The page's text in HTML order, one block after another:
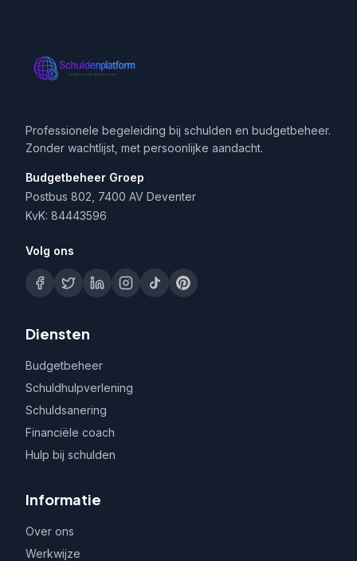
Professionele begeleiding bij schulden en budgetbeheer.
Zonder wachtlijst, met persoonlijke aandacht.
Budgetbeheer Groep
Postbus 802, 7400 AV Deventer
KvK: 84443596
Volg ons
Diensten
Budgetbeheer
Schuldhulpverlening
Schuldsanering
Financiële coach
Hulp bij schulden
Informatie
Over ons
Werkwijze